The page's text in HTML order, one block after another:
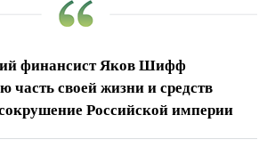
финансист Яков Шифф
часть своей жизни и средств
Российской империи